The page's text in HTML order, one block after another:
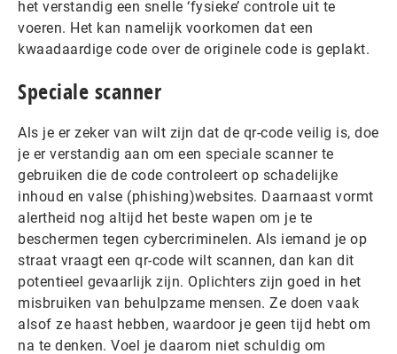
het verstandig een snelle ‘fysieke’ controle uit te
voeren. Het kan namelijk voorkomen dat een
kwaadaardige code over de originele code is geplakt.
Speciale scanner
Als je er zeker van wilt zijn dat de qr-code veilig is, doe
je er verstandig aan om een speciale scanner te
gebruiken die de code controleert op schadelijke
inhoud en valse (phishing)websites. Daarnaast vormt
alertheid nog altijd het beste wapen om je te
beschermen tegen cybercriminelen. Als iemand je op
straat vraagt een qr-code wilt scannen, dan kan dit
potentieel gevaarlijk zijn. Oplichters zijn goed in het
misbruiken van behulpzame mensen. Ze doen vaak
alsof ze haast hebben, waardoor je geen tijd hebt om
na te denken. Voel je daarom niet schuldig om